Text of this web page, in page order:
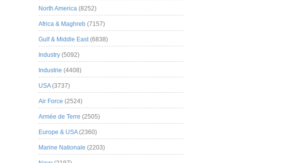
North America (8252)
Africa & Maghreb (7157)
Gulf & Middle East(6838)
Industry (5092)
Industrie (4408)
USA(3737)
Air Force (2524)
Armée de Terre (2505)
Europe & USA(2360)
Marine Nationale (2203)